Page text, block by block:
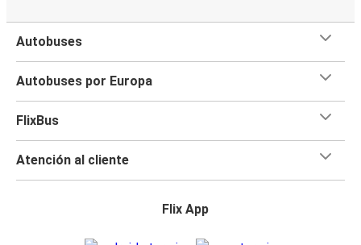
Autobuses
Autobuses por Europa
FlixBus
Atención al cliente
Flix App